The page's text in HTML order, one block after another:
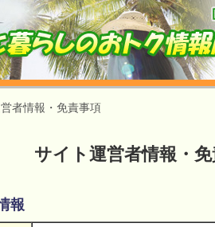
者情報・免責事項
サイト運営者情報・
報